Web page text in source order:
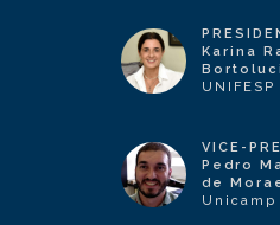
Karina
Bortoluci
UNIFESP
VICE-
Pedro
de
Unicamp